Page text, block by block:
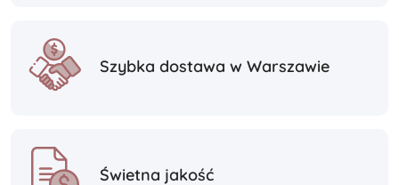
Szybka dostawa w Warszawie
Świetna jakość